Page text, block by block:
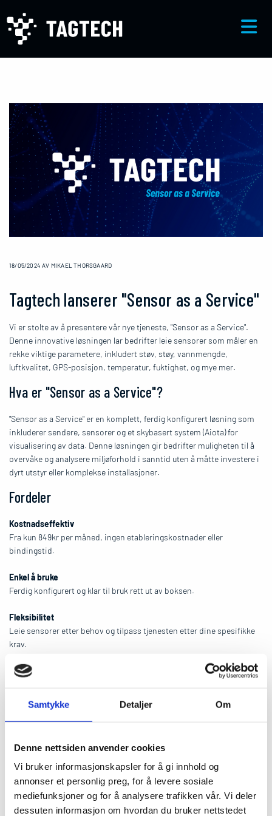
Samtykke Detaljer Om
Denne nettsiden anvender cookies
Vi bruker informasjonskapsler for å gi innhold og
annonser et personlig preg, for å levere sosiale
mediefunksjoner og for å analysere trafikken vår. Vi deler
dessuten informasjon om hvordan du bruker nettstedet
18/05/2024 AV MIKAEL THORSGAARD
Tagtech lanserer "Sensor as a Service"
Vi er stolte av å presentere vår nye tjeneste, "Sensor as a Service".
Denne innovative løsningen lar bedrifter leie sensorer som måler en
rekke viktige parametere, inkludert støv, støy, vannmengde,
luftkvalitet, GPS-posisjon, temperatur, fuktighet, og mye mer.
Hva er "Sensor as a Service"?
"Sensor as a Service" er en komplett, ferdig konfigurert løsning som
inkluderer sendere, sensorer og et skybasert system (Aiota) for
visualisering av data. Denne løsningen gir bedrifter muligheten til å
overvåke og analysere miljøforhold i sanntid uten å måtte investere i
dyrt utstyr eller komplekse installasjoner.
Fordeler
Kostnadseffektiv
Fra kun 849kr per måned, ingen etableringskostnader eller
bindingstid.
Enkel å bruke
Ferdig konfigurert og klar til bruk rett ut av boksen.
Fleksibilitet
Leie sensorer etter behov og tilpass tjenesten etter dine spesifikke
krav.
Sanntidsdata
Målbarhet
temperatur, fuktighet og mye mer.
Hvordan fungerer det?
Bestill